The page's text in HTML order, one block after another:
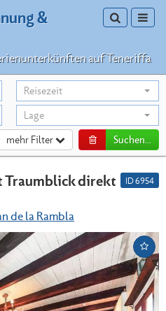
Toggle
&
auf Teneriffa
Reisezeit
Lage
Suchen...
mehr Filter
ID 6954
Traumblick direkt
de la Rambla